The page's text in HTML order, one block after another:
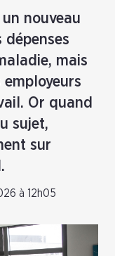
nouveau
mais
Or quand
sujet,
sur
à 12h05